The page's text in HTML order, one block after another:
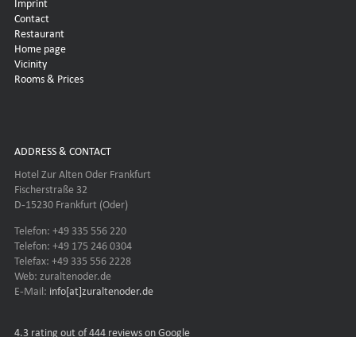
Contact
Restaurant
Home page
Vicinity
Rooms & Prices
ADDRESS & CONTACT
Hotel Zur Alten Oder Frankfurt
Fischerstraße 32
D-15230 Frankfurt (Oder)
Telefon: +49 335 556 220
Telefon: +49 175 246 0304
Telefax: +49 335 556 2228
Web: zuraltenoder.de
E-Mail: info[at]zuraltenoder.de
4.3 rating out of 444 reviews on Google